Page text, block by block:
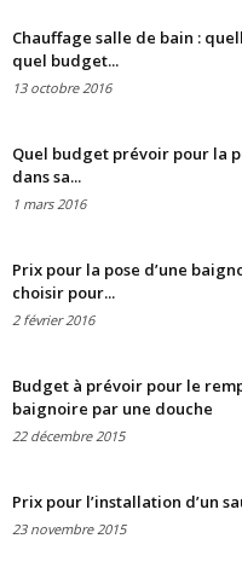
Chauffage salle de bain :
quel budget...
13 octobre 2016
Quel budget prévoir pour la
dans sa...
1 mars 2016
Prix pour la pose d’une
choisir pour...
2 février 2016
Budget à prévoir pour le
baignoire par une douche
22 décembre 2015
Prix pour l’installation d’un
23 novembre 2015